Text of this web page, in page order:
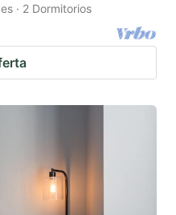
· 2 Dormitorios